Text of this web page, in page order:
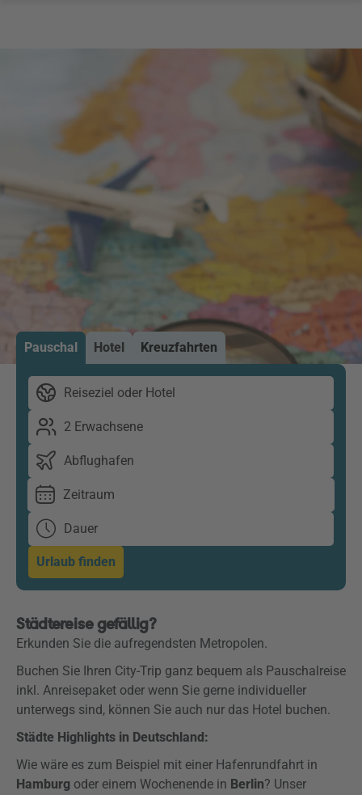
Pauschal Hotel Kreuzfahrten
Reiseziel oder Hotel
2 Erwachsene
Abflughafen
Zeitraum
Dauer
Urlaub finden
Städtereise gefällig?
Erkunden Sie die aufregendsten Metropolen.
Buchen Sie Ihren City-Trip ganz bequem als Pauschalreise
inkl. Anreisepaket oder wenn Sie gerne individueller
unterwegs sind, können Sie auch nur das Hotel buchen.
Städte Highlights in Deutschland:
Wie wäre es zum Beispiel mit einer Hafenrundfahrt in
Hamburg oder einem Wochenende in Berlin? Unser